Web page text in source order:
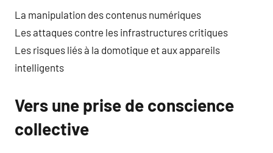
La manipulation des contenus numériques
Les attaques contre les infrastructures critiques
Les risques liés à la domotique et aux appareils
intelligents
Vers une prise de conscience
collective